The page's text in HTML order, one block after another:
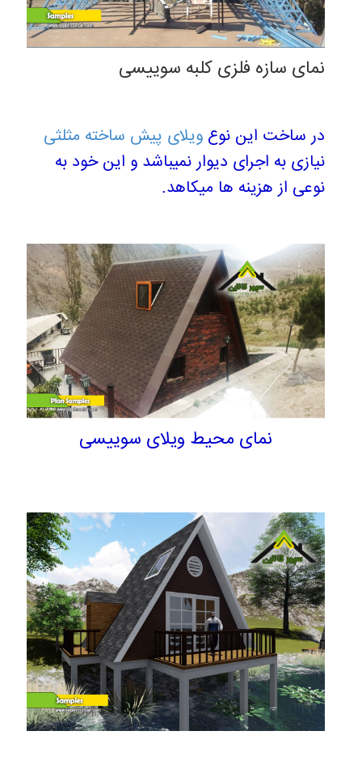
نمای سازه فلزی کلبه سوییسی
در ساخت این نوع ویلای پیش ساخته مثلثی
نیازی به اجرای دیوار نمیباشد و این خود به
نوعی از هزینه ها میکاهد.
نمای محیط ویلای سوییسی